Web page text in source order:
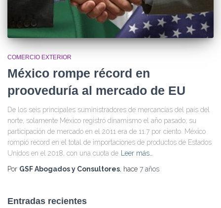
COMERCIO EXTERIOR
México rompe récord en
prooveduría al mercado de EU
De los seis principales suministradores de mercancías del país del
norte, solamente México registró dinamismo el año pasado; su
participación de mercado en el 2011 era de 11.7 por ciento. México
rompió récord en el total de importaciones de productos de Estados
Unidos en el 2018, con una cuota de
Leer más…
Por GSF Abogados y Consultores, hace 7 años
Entradas recientes